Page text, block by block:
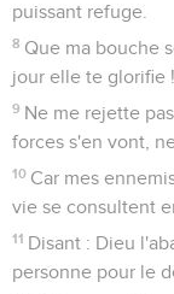
puissant refuge.
8 Que ma bouche
jour elle te glorifie !
9 Ne me rejette
forces s'en vont,
10 Car mes
vie se consultent
11 Disant : Dieu
personne pour le